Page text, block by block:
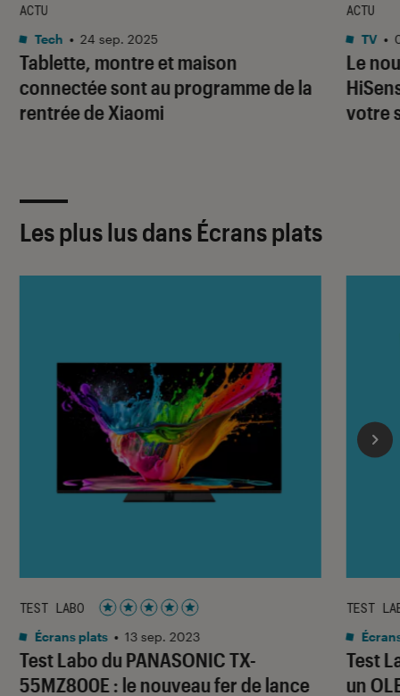
Tablette, montre et maison
connectée sont au programme de la
rentrée de Xiaomi
ACTU
Tech • 24 sep. 2025
Le
votre
ACTU
TV •
Les plus lus dans Écrans plats
Test Labo du PANASONIC TX-
55MZ800E : le nouveau fer de lance
TEST LABO
Noté 5 étoiles sur 5
Écrans plats • 13 sep. 2023
Test
un
TEST